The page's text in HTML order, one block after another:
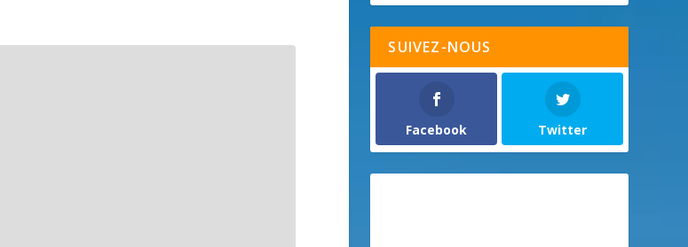
SUIVEZ-NOUS
Facebook Twitter